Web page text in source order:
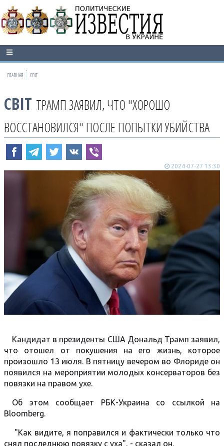
ГЛАВНАЯ СВІТ
СВІТ ТРАМП ЗАЯВИЛ, ЧТО "ХОРОШО
ВОССТАНОВИЛСЯ" ПОСЛЕ ПОПЫТКИ УБИЙСТВА
2024-07-27 13:30
Кандидат в президенты США Дональд Трамп заявил,
что отошел от покушения на его жизнь, которое
произошло 13 июля. В пятницу вечером во Флориде он
появился на мероприятии молодых консерваторов без
повязки на правом ухе.
Об этом сообщает РБК-Украина со ссылкой на
Bloomberg.
"Как видите, я поправился и фактически только что
снял последнюю повязку с уха", - сказал он.